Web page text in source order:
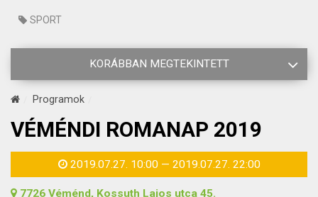
SPORT
KORÁBBAN MEGTEKINTETT
Programok
VÉMÉNDI ROMANAP 2019
2019.07.27. 10:00 — 2019.07.27. 22:00
7726 Véménd, Kossuth Lajos utca 45.